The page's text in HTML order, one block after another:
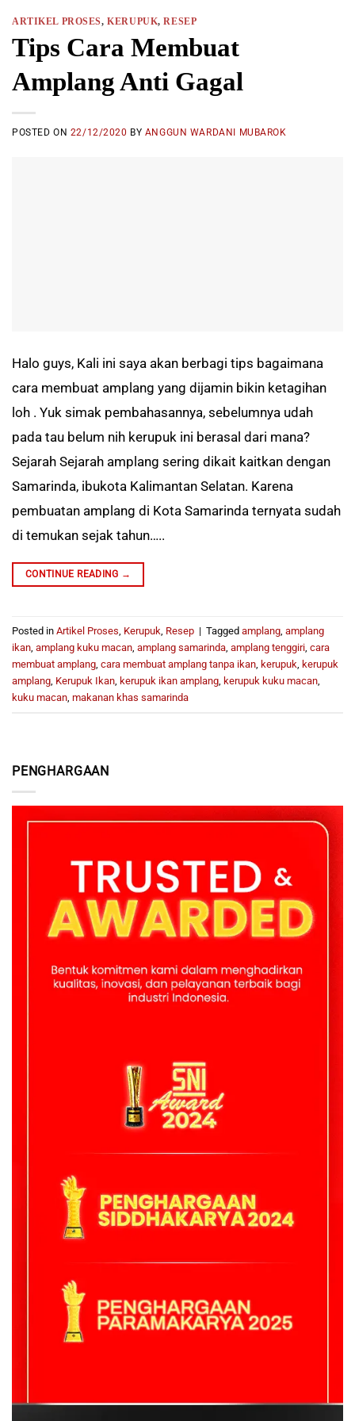
PENGHARGAAN
ARTIKEL PROSES,KERUPUK,RESEP
Tips Cara Membuat
Amplang Anti Gagal
POSTED ON 22/12/2020 BY ANGGUN WARDANI MUBAROK
Halo guys, Kali ini saya akan berbagi tips bagaimana
cara membuat amplang yang dijamin bikin ketagihan
loh . Yuk simak pembahasannya, sebelumnya udah
pada tau belum nih kerupuk ini berasal dari mana?
Sejarah Sejarah amplang sering dikait kaitkan dengan
Samarinda, ibukota Kalimantan Selatan. Karena
pembuatan amplang di Kota Samarinda ternyata sudah
di temukan sejak tahun…..
CONTINUE READING →
Posted in Artikel Proses Kerupuk Resep | Tagged amplang amplang
ikan amplang kuku macan amplang samarinda amplang tenggiri cara
membuat amplang cara membuat amplang tanpa ikan kerupuk kerupuk
amplang Kerupuk Ikan kerupuk ikan amplang kerupuk kuku macan
kuku macan makanan khas samarinda